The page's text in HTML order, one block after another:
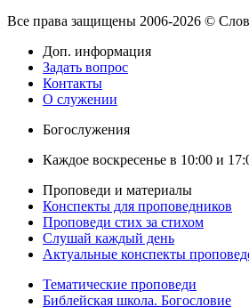
Все права защищены 2006-2026 ©
Доп. информация
Задать вопрос
Контакты
О служении
Богослужения
Каждое воскресенье в 10:00 и
Проповеди и материалы
Конспекты для проповедников
Проповеди стих за стихом
Слушай каждый день
Актуальные конспекты
Тематические проповеди
Библейская школа. Богословие